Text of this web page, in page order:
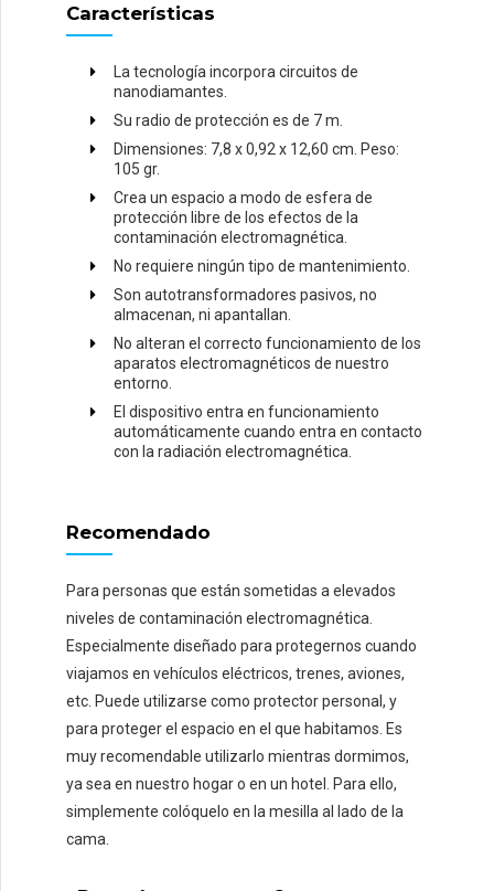
Características
La tecnología incorpora circuitos de
nanodiamantes.
Su radio de protección es de 7 m.
Dimensiones: 7,8 x 0,92 x 12,60 cm. Peso:
105 gr.
Crea un espacio a modo de esfera de
protección libre de los efectos de la
contaminación electromagnética.
No requiere ningún tipo de mantenimiento.
Son autotransformadores pasivos, no
almacenan, ni apantallan.
No alteran el correcto funcionamiento de los
aparatos electromagnéticos de nuestro
entorno.
El dispositivo entra en funcionamiento
automáticamente cuando entra en contacto
con la radiación electromagnética.
Recomendado
Para personas que están sometidas a elevados
niveles de contaminación electromagnética.
Especialmente diseñado para protegernos cuando
viajamos en vehículos eléctricos, trenes, aviones,
etc. Puede utilizarse como protector personal, y
para proteger el espacio en el que habitamos. Es
muy recomendable utilizarlo mientras dormimos,
ya sea en nuestro hogar o en un hotel. Para ello,
simplemente colóquelo en la mesilla al lado de la
cama.